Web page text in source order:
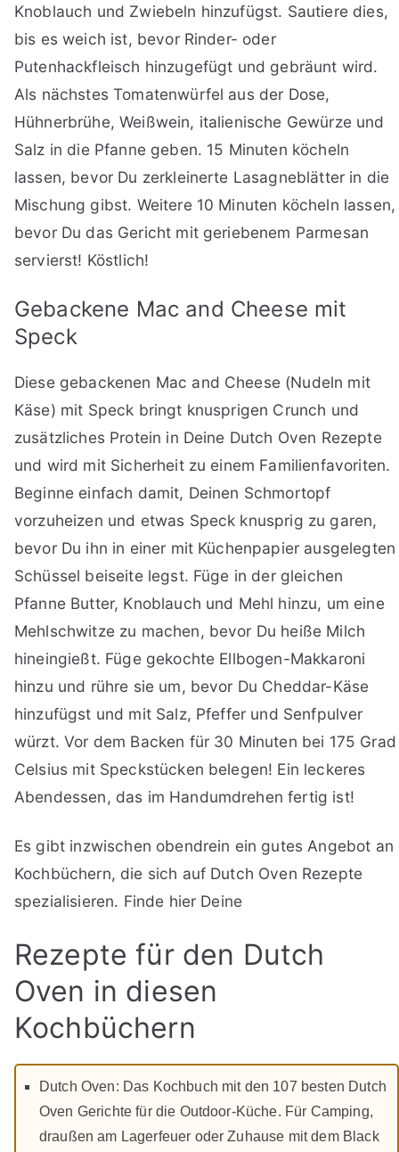
Knoblauch und Zwiebeln hinzufügst. Sautiere dies,
bis es weich ist, bevor Rinder- oder
Putenhackfleisch hinzugefügt und gebräunt wird.
Als nächstes Tomatenwürfel aus der Dose,
Hühnerbrühe, Weißwein, italienische Gewürze und
Salz in die Pfanne geben. 15 Minuten köcheln
lassen, bevor Du zerkleinerte Lasagneblätter in die
Mischung gibst. Weitere 10 Minuten köcheln lassen,
bevor Du das Gericht mit geriebenem Parmesan
servierst! Köstlich!
Gebackene Mac and Cheese mit
Speck
Diese gebackenen Mac and Cheese (Nudeln mit
Käse) mit Speck bringt knusprigen Crunch und
zusätzliches Protein in Deine Dutch Oven Rezepte
und wird mit Sicherheit zu einem Familienfavoriten.
Beginne einfach damit, Deinen Schmortopf
vorzuheizen und etwas Speck knusprig zu garen,
bevor Du ihn in einer mit Küchenpapier ausgelegten
Schüssel beiseite legst. Füge in der gleichen
Pfanne Butter, Knoblauch und Mehl hinzu, um eine
Mehlschwitze zu machen, bevor Du heiße Milch
hineingießt. Füge gekochte Ellbogen-Makkaroni
hinzu und rühre sie um, bevor Du Cheddar-Käse
hinzufügst und mit Salz, Pfeffer und Senfpulver
würzt. Vor dem Backen für 30 Minuten bei 175 Grad
Celsius mit Speckstücken belegen! Ein leckeres
Abendessen, das im Handumdrehen fertig ist!
Es gibt inzwischen obendrein ein gutes Angebot an
Kochbüchern, die sich auf Dutch Oven Rezepte
spezialisieren. Finde hier Deine
Rezepte für den Dutch
Oven in diesen
Kochbüchern
Dutch Oven: Das Kochbuch mit den 107 besten Dutch
Oven Gerichte für die Outdoor-Küche. Für Camping,
draußen am Lagerfeuer oder Zuhause mit dem Black